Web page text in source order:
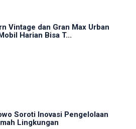
Vintage dan Gran Max Urban
Harian Bisa T...
Soroti Inovasi Pengelolaan
Lingkungan